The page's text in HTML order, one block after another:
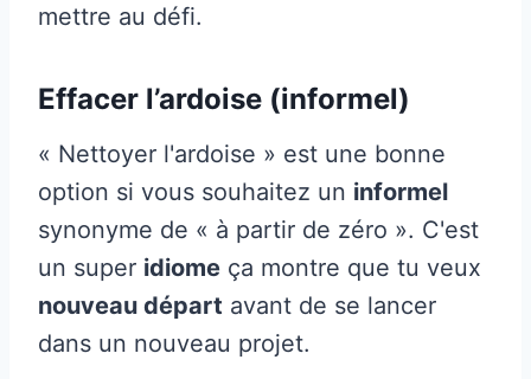
mettre au défi.
Effacer l’ardoise (informel)
« Nettoyer l'ardoise » est une bonne
option si vous souhaitez un informel
synonyme de « à partir de zéro ». C'est
un super idiome ça montre que tu veux
nouveau départ avant de se lancer
dans un nouveau projet.